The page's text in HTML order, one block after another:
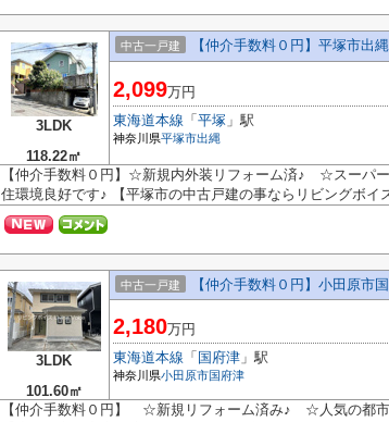
3LDK
118.22㎡
中古一戸建 【仲介手数料０円】平塚市出
2,099万円
東海道本線 「 平塚 」駅
神奈川県平塚市出縄
【仲介手数料０円】☆新規内外装リフォーム済♪ ☆スー
住環境良好です♪ 【平塚市の中古戸建の事ならリビングボイ
3LDK
101.60㎡
中古一戸建 【仲介手数料０円】小田原
2,180万円
東海道本線 「 国府津 」駅
神奈川県小田原市国府津
【仲介手数料０円】 ☆新規リフォーム済み♪ ☆人気の都